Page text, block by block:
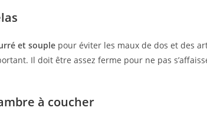
et souple pour éviter les maux de dos et des
Il doit être assez ferme pour ne pas
à coucher